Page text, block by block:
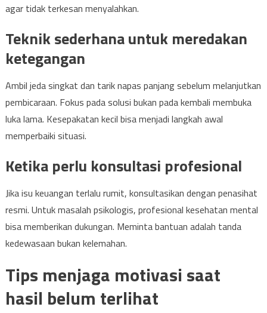
agar tidak terkesan menyalahkan.
Teknik sederhana untuk meredakan
ketegangan
Ambil jeda singkat dan tarik napas panjang sebelum melanjutkan
pembicaraan. Fokus pada solusi bukan pada kembali membuka
luka lama. Kesepakatan kecil bisa menjadi langkah awal
memperbaiki situasi.
Ketika perlu konsultasi profesional
Jika isu keuangan terlalu rumit, konsultasikan dengan penasihat
resmi. Untuk masalah psikologis, profesional kesehatan mental
bisa memberikan dukungan. Meminta bantuan adalah tanda
kedewasaan bukan kelemahan.
Tips menjaga motivasi saat
hasil belum terlihat